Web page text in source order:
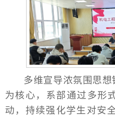
多维宣导浓氛围思
为核心，系部通过多形
动，持续强化学生对安